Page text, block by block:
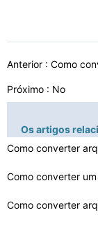
Anterior : Como
Próximo : No
Os artigos
Como converter
Como converter
Como converter